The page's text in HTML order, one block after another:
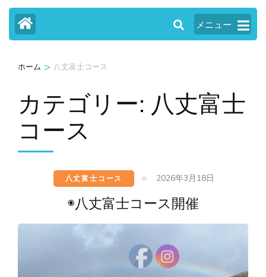
メニュー
ホーム > 八丈富士コース
カテゴリー: 八丈富士
コース
八丈富士コース 2026年3月18日
◉八丈富士コース開催